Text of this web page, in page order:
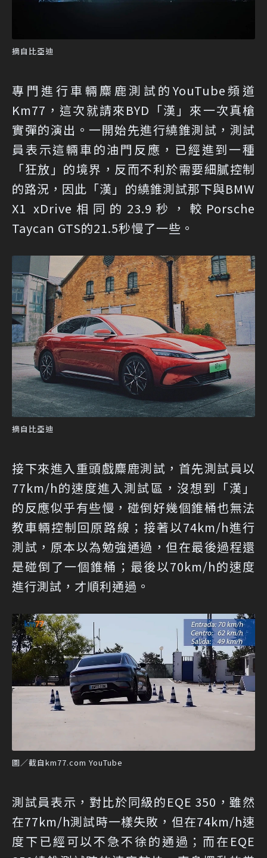
摘自比亞迪
專門進行車輛麋鹿測試的YouTube頻道
Km77，這次就請來BYD「漢」來一次真槍
實彈的演出。一開始先進行繞錐測試，測試
員表示這輛車的油門反應，已經進到一種
「狂放」的境界，反而不利於需要細膩控制
的路況，因此「漢」的繞錐測試那下與BMW
X1 xDrive相同的23.9秒，較Porsche
Taycan GTS的21.5秒慢了一些。
摘自比亞迪
接下來進入重頭戲麋鹿測試，首先測試員以
77km/h的速度進入測試區，沒想到「漢」
的反應似乎有些慢，碰倒好幾個錐桶也無法
教車輛控制回原路線；接著以74km/h進行
測試，原本以為勉強通過，但在最後過程還
是碰倒了一個錐桶；最後以70km/h的速度
進行測試，才順利通過。
圖／截自km77.com YouTube
測試員表示，對比於同級的EQE 350，雖然
在77km/h測試時一樣失敗，但在74km/h速
度下已經可以不急不徐的通過；而在EQE